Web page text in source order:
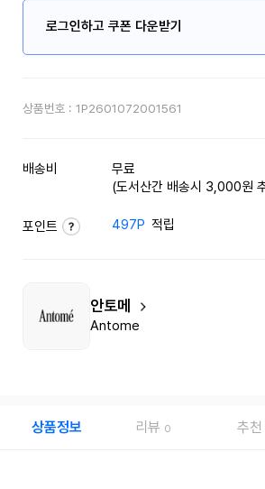
로그인하고 쿠폰 다운받기
상품번호 : 1P2601072001561
배송비
무료
(도서산간 배송시 3,000원
포인트 497P 적립
안토메
Antome
상품정보 리뷰 0 추천